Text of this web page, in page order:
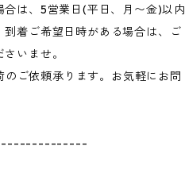
は、5営業日(平日、月〜金)以内
着ご希望日時がある場合は、ご
いませ。
ご依頼承ります。お気軽にお問